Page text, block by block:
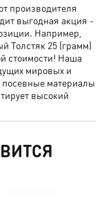
производителя
выгодная акция -
Например,
Толстяк 25 (грамм)
стоимости! Наша
мировых и
посевные материалы
высокий